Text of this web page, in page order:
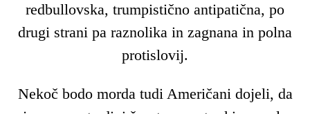
redbullovska, trumpistično antipatična, po
drugi strani pa raznolika in zagnana in polna
protislovij.
Nekoč bodo morda tudi Američani dojeli, da